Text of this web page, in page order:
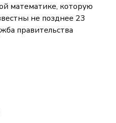
математике, которую
не позднее 23
правительства